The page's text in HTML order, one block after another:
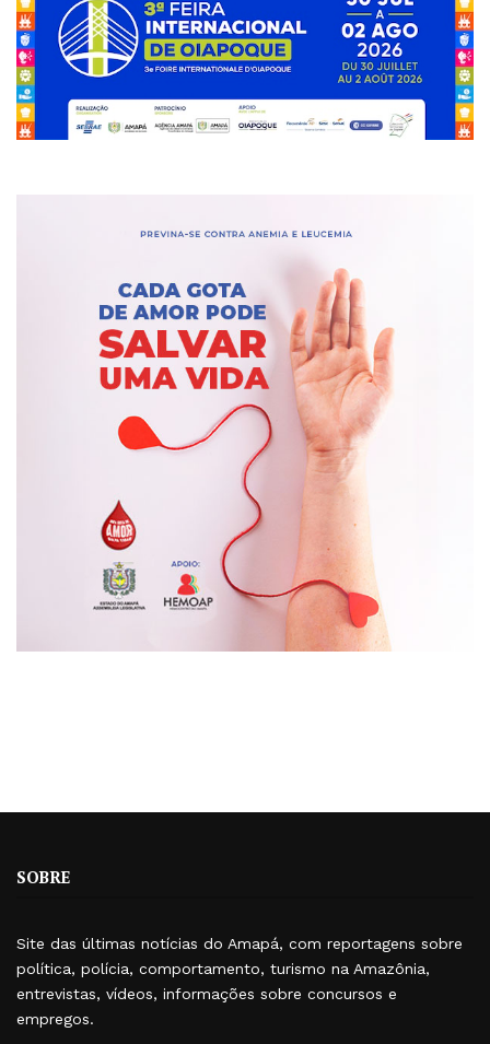
SOBRE
Site das últimas notícias do Amapá, com reportagens sobre
política, polícia, comportamento, turismo na Amazônia,
entrevistas, vídeos, informações sobre concursos e
empregos.